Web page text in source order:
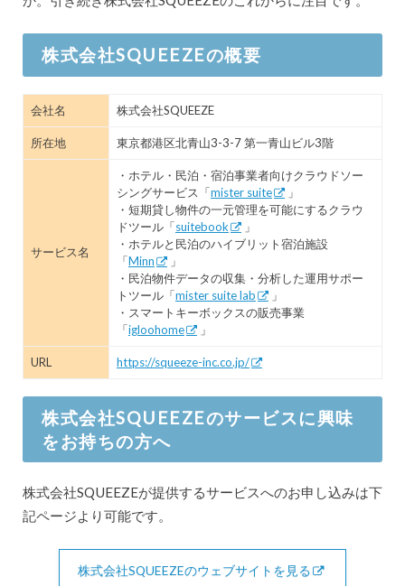
株式会社SQUEEZEの概要
会社名 株式会社SQUEEZE
所在地 東京都港区北青山3-3-7 第一青山ビル3階
サービス名
・ホテル・民泊・宿泊事業者向けクラウドソー
シングサービス「mister suite
」
・短期貸し物件の一元管理を可能にするクラウ
ドツール「suitebook
」
・ホテルと民泊のハイブリット宿泊施設
「Minn
」
・民泊物件データの収集・分析した運用サポー
トツール「mister suite lab
」
・スマートキーボックスの販売事業
「igloohome 」
URL https://squeeze-inc.co.jp/
株式会社SQUEEZEのサービスに興味
をお持ちの方へ
株式会社SQUEEZEが提供するサービスへのお申し込みは下
記ページより可能です。
株式会社SQUEEZEのウェブサイトを見る